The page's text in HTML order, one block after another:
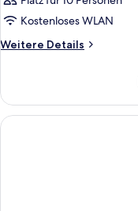
Kostenloses WLAN
Weitere Details
Weitere